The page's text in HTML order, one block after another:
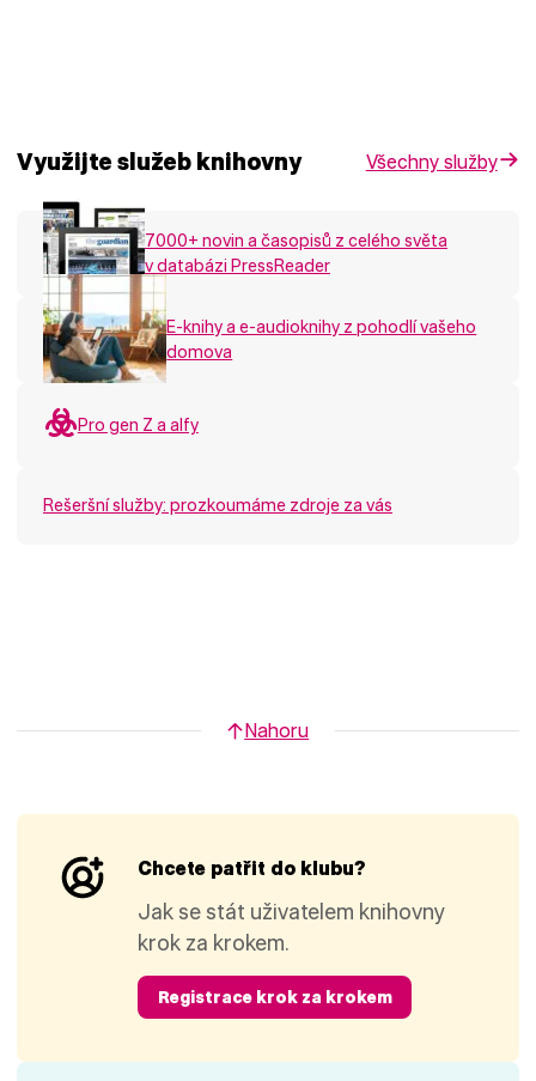
Využijte služeb knihovny Všechny služby
7000+ novin a časopisů z celého světa
v databázi PressReader
E-knihy a e-audioknihy z pohodlí vašeho
domova
Pro gen Z a alfy
Rešeršní služby: prozkoumáme zdroje za vás
Nahoru
Chcete patřit do klubu?
Jak se stát uživatelem knihovny
krok za krokem.
Registrace krok za krokem